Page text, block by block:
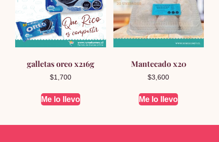
galletas oreo x216g
$1,700
Me lo llevo
Mantecado x20
$3,600
Me lo llevo